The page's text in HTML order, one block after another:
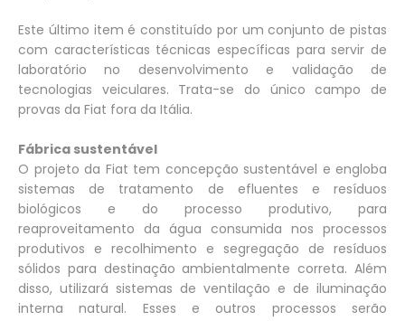
Este último item é constituído por um conjunto de pistas
com características técnicas específicas para servir de
laboratório no desenvolvimento e validação de
tecnologias veiculares. Trata-se do único campo de
provas da Fiat fora da Itália.
Fábrica sustentável
O projeto da Fiat tem concepção sustentável e engloba
sistemas de tratamento de efluentes e resíduos
biológicos e do processo produtivo, para
reaproveitamento da água consumida nos processos
produtivos e recolhimento e segregação de resíduos
sólidos para destinação ambientalmente correta. Além
disso, utilizará sistemas de ventilação e de iluminação
interna natural. Esses e outros processos serão